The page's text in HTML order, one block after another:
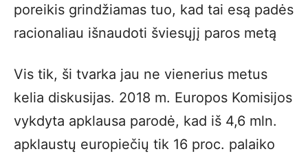
poreikis grindžiamas tuo, kad tai esą padės
racionaliau išnaudoti šviesųjį paros metą
Vis tik, ši tvarka jau ne vienerius metus
kelia diskusijas. 2018 m. Europos Komisijos
vykdyta apklausa parodė, kad iš 4,6 mln.
apklaustų europiečių tik 16 proc. palaiko